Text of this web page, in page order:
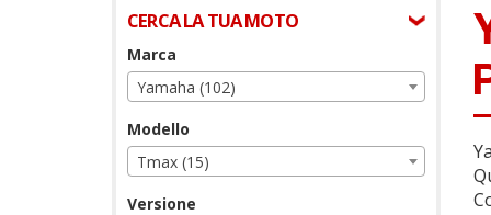
CERCA LA TUA MOTO
Marca
Yamaha (102)
Modello
Tmax (15)
Versione